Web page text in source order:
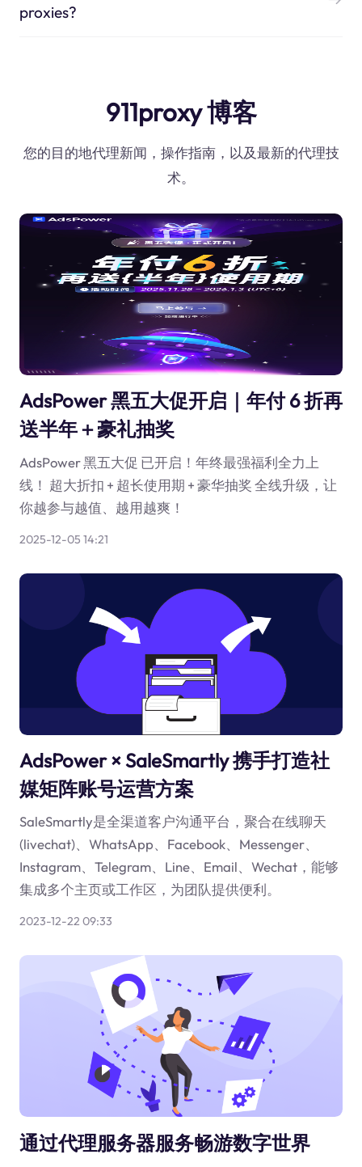
proxies?
911proxy 博客
您的目的地代理新闻，操作指南，以及最新的代理技
术。
AdsPower 黑五大促开启｜年付 6 折再
送半年＋豪礼抽奖
AdsPower 黑五大促 已开启！年终最强福利全力上
线！ 超大折扣 + 超长使用期 + 豪华抽奖 全线升级，让
你越参与越值、越用越爽！
2025-12-05 14:21
AdsPower × SaleSmartly 携手打造社
媒矩阵账号运营方案
SaleSmartly是全渠道客户沟通平台，聚合在线聊天
(livechat)、WhatsApp、Facebook、Messenger、
Instagram、Telegram、Line、Email、Wechat，能够
集成多个主页或工作区，为团队提供便利。
2023-12-22 09:33
通过代理服务器服务畅游数字世界